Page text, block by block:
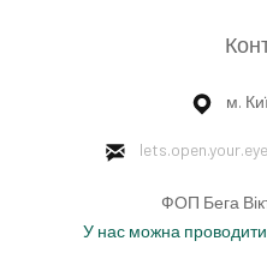
м.
ФОП Бега
У нас можна